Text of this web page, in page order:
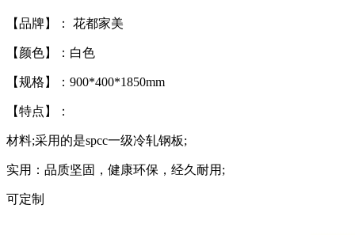
【品牌】： 花都家美
【颜色】：白色
【规格】：900*400*1850mm
【特点】：
材料;采用的是spcc一级冷轧钢板;
实用：品质坚固，健康环保，经久耐用;
可定制